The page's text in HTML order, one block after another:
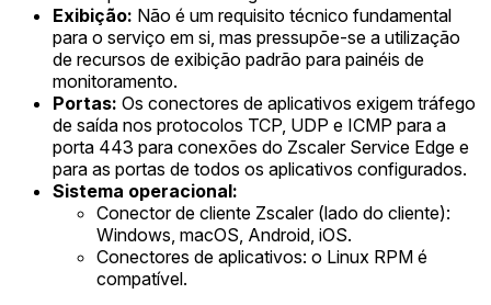
Exibição: Não é um requisito técnico fundamental
para o serviço em si, mas pressupõe-se a utilização
de recursos de exibição padrão para painéis de
monitoramento.
Portas: Os conectores de aplicativos exigem tráfego
de saída nos protocolos TCP, UDP e ICMP para a
porta 443 para conexões do Zscaler Service Edge e
para as portas de todos os aplicativos configurados.
Sistema operacional:
Conector de cliente Zscaler (lado do cliente):
Windows, macOS, Android, iOS.
Conectores de aplicativos: o Linux RPM é
compatível.